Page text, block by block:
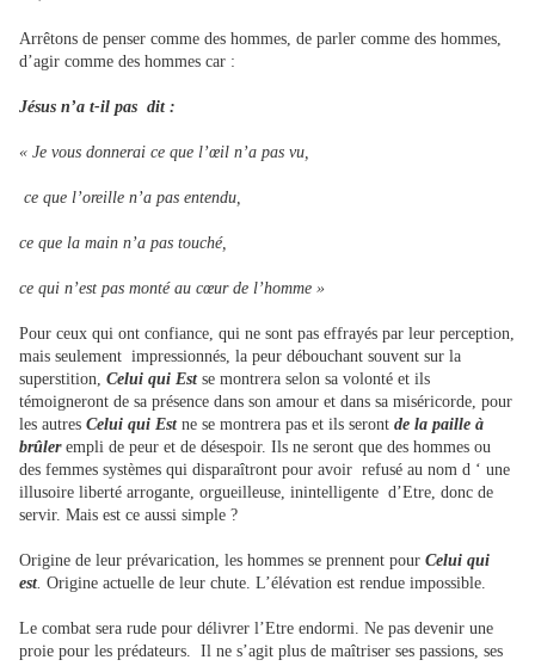
Arrêtons de penser comme des hommes, de parler comme des hommes,
d’agir comme des hommes car :
Jésus n’a t-il pas dit :
« Je vous donnerai ce que l’œil n’a pas vu,
ce que l’oreille n’a pas entendu,
ce que la main n’a pas touché,
ce qui n’est pas monté au cœur de l’homme »
Pour ceux qui ont confiance, qui ne sont pas effrayés par leur perception,
mais seulement impressionnés, la peur débouchant souvent sur la
superstition, Celui qui Estse montrera selon sa volonté et ils
témoigneront de sa présence dans son amour et dans sa miséricorde, pour
les autres Celui qui Estne se montrera pas et ils seront de la paille à
brûler empli de peur et de désespoir. Ils ne seront que des hommes ou
des femmes systèmes qui disparaîtront pour avoir refusé au nom d ‘ une
illusoire liberté arrogante, orgueilleuse, inintelligente d’Etre, donc de
servir. Mais est ce aussi simple ?
Origine de leur prévarication, les hommes se prennent pour Celui qui
est. Origine actuelle de leur chute. L’élévation est rendue impossible.
Le combat sera rude pour délivrer l’Etre endormi. Ne pas devenir une
proie pour les prédateurs. Il ne s’agit plus de maîtriser ses passions, ses